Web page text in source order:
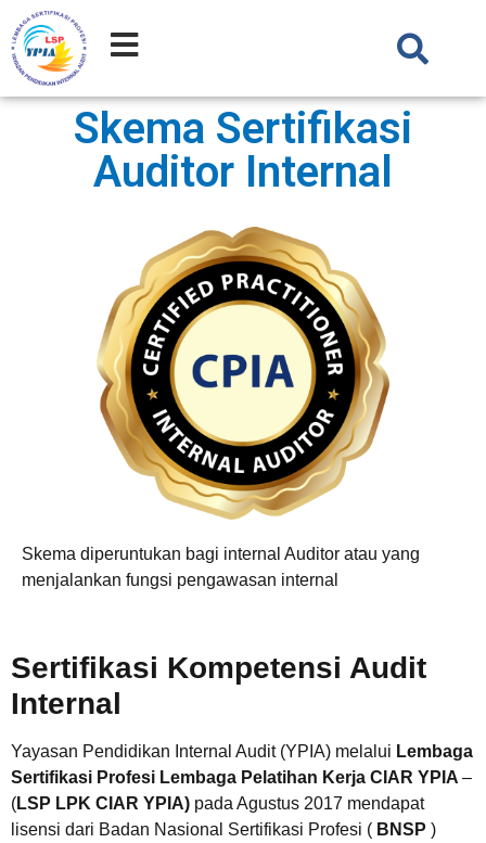
Skema Sertifikasi
Auditor Internal
Skema diperuntukan bagi internal Auditor atau yang
menjalankan fungsi pengawasan internal
Sertifikasi Kompetensi Audit
Internal
Yayasan Pendidikan Internal Audit (YPIA) melalui Lembaga
Sertifikasi Profesi Lembaga Pelatihan Kerja CIAR YPIA –
(LSP LPK CIAR YPIA) pada Agustus 2017 mendapat
lisensi dari Badan Nasional Sertifikasi Profesi ( BNSP )